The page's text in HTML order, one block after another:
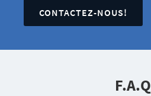
CONTACTEZ-NOUS!
F.A.Q